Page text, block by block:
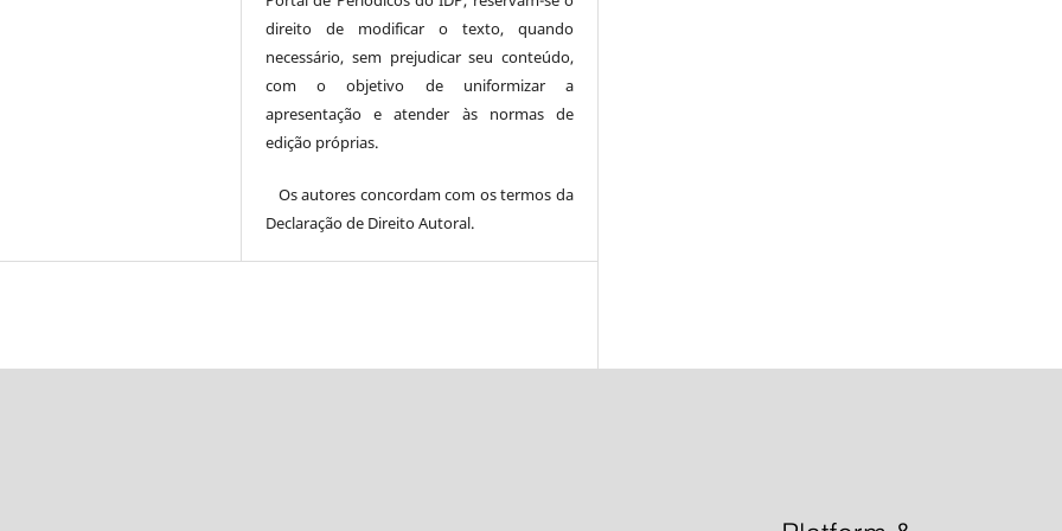
direito de modificar o texto, quando
necessário, sem prejudicar seu conteúdo,
com o objetivo de uniformizar a
apresentação e atender às normas de
edição próprias.
Os autores concordam com os termos da
Declaração de Direito Autoral.